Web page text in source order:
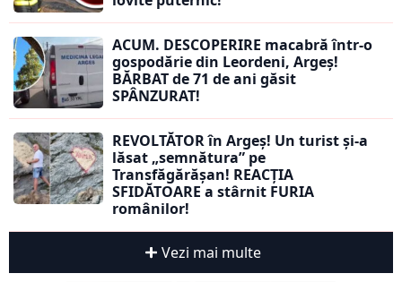
ACUM. DESCOPERIRE macabră într-o
gospodărie din Leordeni, Argeș!
BĂRBAT de 71 de ani găsit
SPÂNZURAT!
REVOLTĂTOR în Argeș! Un turist și-a
lăsat „semnătura” pe
Transfăgărășan! REACȚIA
SFIDĂTOARE a stârnit FURIA
românilor!
Vezi mai multe